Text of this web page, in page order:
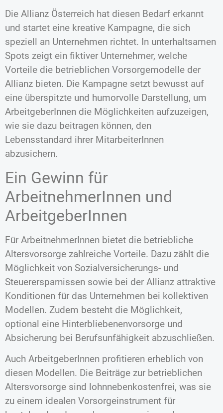
Die Allianz Österreich hat diesen Bedarf erkannt
und startet eine kreative Kampagne, die sich
speziell an Unternehmen richtet. In unterhaltsamen
Spots zeigt ein fiktiver Unternehmer, welche
Vorteile die betrieblichen Vorsorgemodelle der
Allianz bieten. Die Kampagne setzt bewusst auf
eine überspitzte und humorvolle Darstellung, um
ArbeitgeberInnen die Möglichkeiten aufzuzeigen,
wie sie dazu beitragen können, den
Lebensstandard ihrer MitarbeiterInnen
abzusichern.
Ein Gewinn für
ArbeitnehmerInnen und
ArbeitgeberInnen
Für ArbeitnehmerInnen bietet die betriebliche
Altersvorsorge zahlreiche Vorteile. Dazu zählt die
Möglichkeit von Sozialversicherungs- und
Steuerersparnissen sowie bei der Allianz attraktive
Konditionen für das Unternehmen bei kollektiven
Modellen. Zudem besteht die Möglichkeit,
optional eine Hinterbliebenenvorsorge und
Absicherung bei Berufsunfähigkeit abzuschließen.
Auch ArbeitgeberInnen profitieren erheblich von
diesen Modellen. Die Beiträge zur betrieblichen
Altersvorsorge sind lohnnebenkostenfrei, was sie
zu einem idealen Vorsorgeinstrument für